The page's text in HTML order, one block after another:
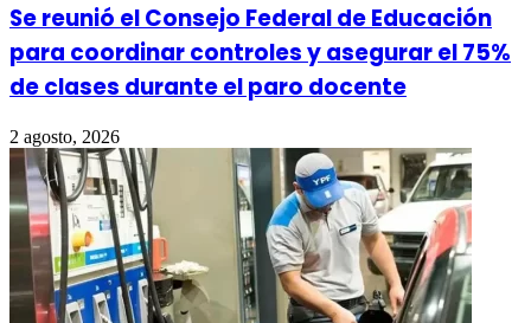
Se reunió el Consejo Federal de Educación
para coordinar controles y asegurar el 75%
de clases durante el paro docente
2 agosto, 2026